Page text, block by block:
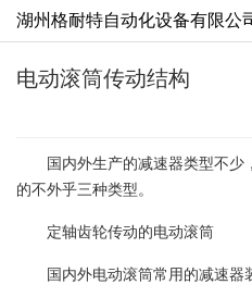
湖州格耐特自动化设备有限公
电动滚筒传动结构
国内外生产的减速器类型不少
的不外乎三种类型。
定轴齿轮传动的电动滚筒
国内外电动滚筒常用的减速